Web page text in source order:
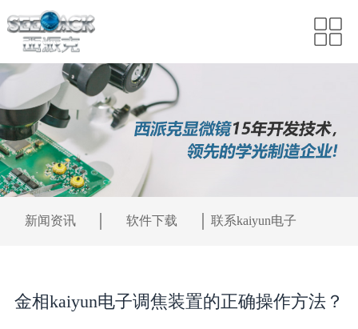
新闻资讯 软件下载 联系kaiyun电子
金相kaiyun电子调焦装置的正确操作方法？